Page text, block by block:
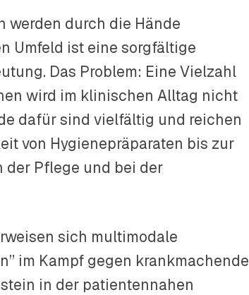
werden durch die Hände
Umfeld ist eine sorgfältige
Das Problem: Eine Vielzahl
wird im klinischen Alltag nicht
dafür sind vielfältig und reichen
von Hygienepräparaten bis zur
der Pflege und bei der
sich multimodale
im Kampf gegen krankmachende
in der patientennahen